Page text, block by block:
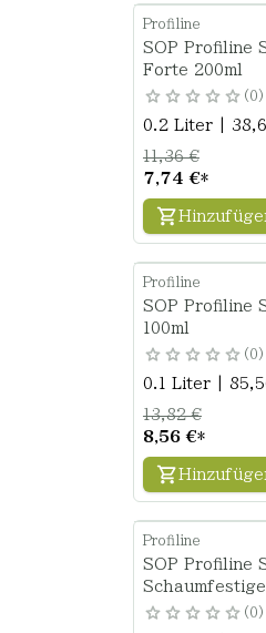
Profiline
SOP Profiline
Forte 200ml
0
0.2 Liter |
7,74 €*
11,36 €
Profiline
SOP Profiline
100ml
0
0.1 Liter |
8,56 €*
13,82 €
Profiline
SOP Profiline
0